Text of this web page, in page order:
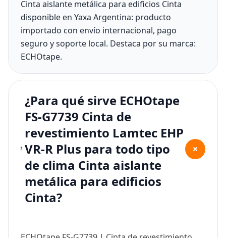
Cinta aislante metálica para edificios Cinta
disponible en Yaxa Argentina: producto
importado con envío internacional, pago
seguro y soporte local. Destaca por su marca:
ECHOtape.
¿Para qué sirve ECHOtape
FS-G7739 Cinta de
revestimiento Lamtec EHP
VR-R Plus para todo tipo
de clima Cinta aislante
metálica para edificios
Cinta?
+